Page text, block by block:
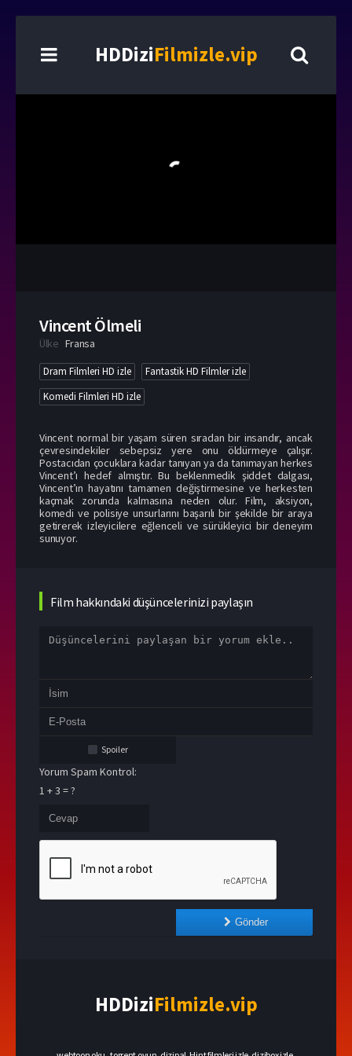
HDDiziFilmizle.vip
Vincent Ölmeli
Ülke Fransa
Dram Filmleri HD izle
Fantastik HD Filmler izle
Komedi Filmleri HD izle
Vincent normal bir yaşam süren sıradan bir insandır, ancak
çevresindekiler sebepsiz yere onu öldürmeye çalışır.
Postacıdan çocuklara kadar tanıyan ya da tanımayan herkes
Vincent’ı hedef almıştır. Bu beklenmedik şiddet dalgası,
Vincent’ın hayatını tamamen değiştirmesine ve herkesten
kaçmak zorunda kalmasına neden olur. Film, aksiyon,
komedi ve polisiye unsurlarını başarılı bir şekilde bir araya
getirerek izleyicilere eğlenceli ve sürükleyici bir deneyim
sunuyor.
Film hakkındaki düşüncelerinizi paylaşın
Spoiler
Yorum Spam Kontrol:
1 + 3 = ?
Gönder
HDDiziFilmizle.vip